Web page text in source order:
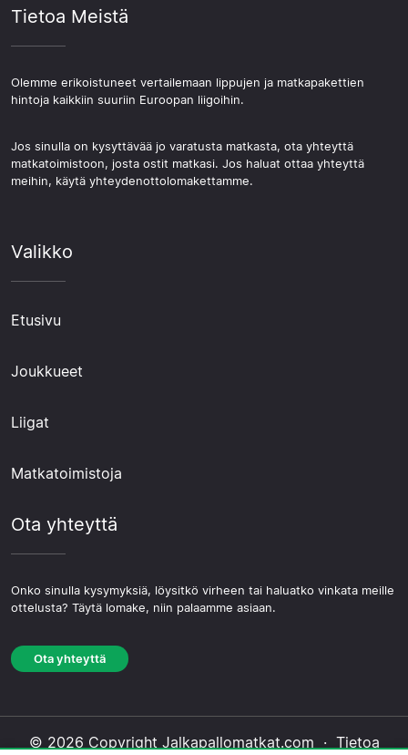
Tietoa Meistä
Olemme erikoistuneet vertailemaan lippujen ja matkapakettien
hintoja kaikkiin suuriin Euroopan liigoihin.
Jos sinulla on kysyttävää jo varatusta matkasta, ota yhteyttä
matkatoimistoon, josta ostit matkasi. Jos haluat ottaa yhteyttä
meihin, käytä yhteydenottolomakettamme.
Valikko
Etusivu
Joukkueet
Liigat
Matkatoimistoja
Ota yhteyttä
Onko sinulla kysymyksiä, löysitkö virheen tai haluatko vinkata meille
ottelusta? Täytä lomake, niin palaamme asiaan.
Ota yhteyttä
© 2026 Copyright Jalkapallomatkat.com · Tietoa